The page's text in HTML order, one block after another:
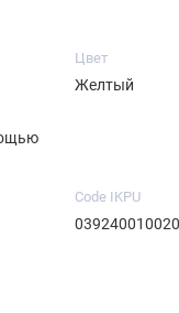
Цвет
Желтый
Code IKPU